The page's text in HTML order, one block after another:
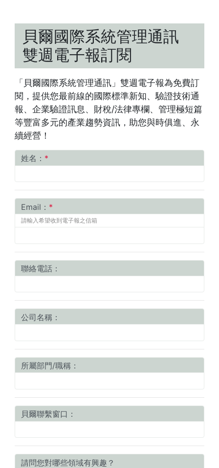
貝爾國際系統管理通訊
雙週電子報訂閱
「貝爾國際系統管理通訊」雙週電子報為免費訂
閱，提供您最前線的國際標準新知、驗證技術通
報、企業驗證訊息、財稅/法律專欄、管理極短篇
等豐富多元的產業趨勢資訊，助您與時俱進、永
續經營！
姓名： *
Email： *
請輸入希望收到電子報之信箱
聯絡電話：
公司名稱：
所屬部門/職稱：
貝爾聯繫窗口：
請問您對哪些領域有興趣？